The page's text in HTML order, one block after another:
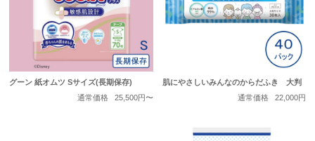
グーン 紙オムツ Sサイズ(長期保存)
通常価格
25,500円〜
肌にやさしいみんなのからだふき 大判
通常価格
22,000円